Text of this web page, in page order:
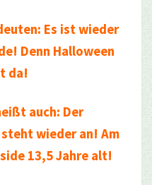
Es ist wieder
Denn Halloween
da!
auch: Der
wieder an! Am
13,5 Jahre alt!